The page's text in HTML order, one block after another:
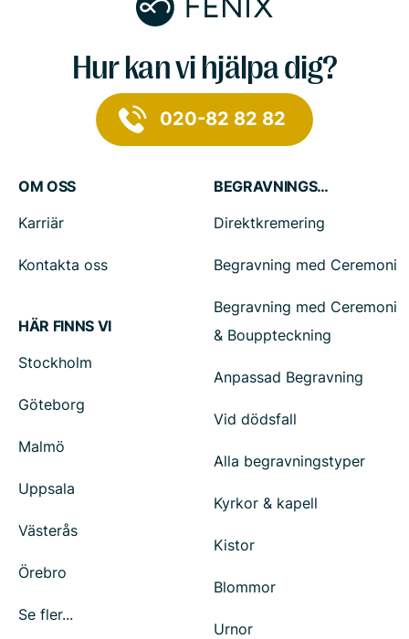
Hur kan vi hjälpa dig?
020-82 82 82
OM OSS
Karriär
Kontakta oss
HÄR FINNS VI
Stockholm
Göteborg
Malmö
Uppsala
Västerås
Örebro
Se fler...
BEGRAVNINGSTJÄNSTER
Direktkremering
Begravning med Ceremoni
Begravning med Ceremoni
& Bouppteckning
Anpassad Begravning
Vid dödsfall
Alla begravningstyper
Kyrkor & kapell
Kistor
Blommor
Urnor